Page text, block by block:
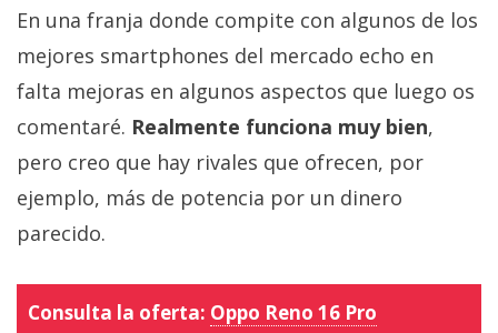
En una franja donde compite con algunos de los
mejores smartphones del mercado echo en
falta mejoras en algunos aspectos que luego os
comentaré. Realmente funciona muy bien,
pero creo que hay rivales que ofrecen, por
ejemplo, más de potencia por un dinero
parecido.
Consulta la oferta: Oppo Reno 16 Pro